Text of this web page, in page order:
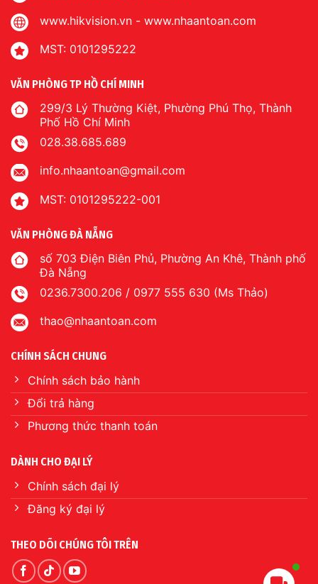
www.hikvision.vn - www.nhaantoan.com
MST: 0101295222
VĂN PHÒNG TP HỒ CHÍ MINH
299/3 Lý Thường Kiệt, Phường Phú Thọ, Thành
Phố Hồ Chí Minh
028.38.685.689
info.nhaantoan@gmail.com
MST: 0101295222-001
VĂN PHÒNG ĐÀ NẴNG
số 703 Điện Biên Phủ, Phường An Khê, Thành phố
Đà Nẵng
0236.7300.206 / 0977 555 630 (Ms Thảo)
thao@nhaantoan.com
CHÍNH SÁCH CHUNG
Chính sách bảo hành
Đổi trả hàng
Phương thức thanh toán
DÀNH CHO ĐẠI LÝ
Chính sách đại lý
Đăng ký đại lý
THEO DÕI CHÚNG TÔI TRÊN